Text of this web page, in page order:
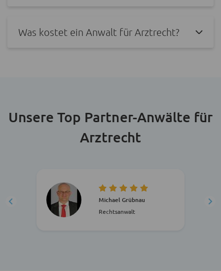
Was kostet ein Anwalt für Arztrecht?
Unsere Top Partner-Anwälte für
Arztrecht
Michael Grübnau
Rechtsanwalt